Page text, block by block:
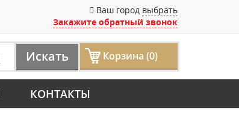
Ваш город выбрать
Закажите обратный звонок
Искать Корзина (0)
КОНТАКТЫ